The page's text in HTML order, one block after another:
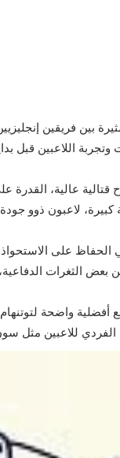
بين فريقين
وتجربة اللاعبين قبل
قتالية عالية،
كبيرة، لاعبون ذوو
الحفاظ على
بعض الثغرات
أفضلية واضحة